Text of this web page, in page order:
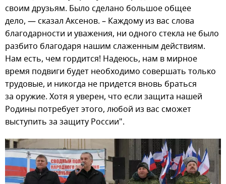
своим друзьям. Было сделано большое общее
дело, — сказал Аксенов. – Каждому из вас слова
благодарности и уважения, ни одного стекла не было
разбито благодаря нашим слаженным действиям.
Нам есть, чем гордится! Надеюсь, нам в мирное
время подвиги будет необходимо совершать только
трудовые, и никогда не придется вновь браться
за оружие. Хотя я уверен, что если защита нашей
Родины потребует этого, любой из вас сможет
выступить за защиту России".